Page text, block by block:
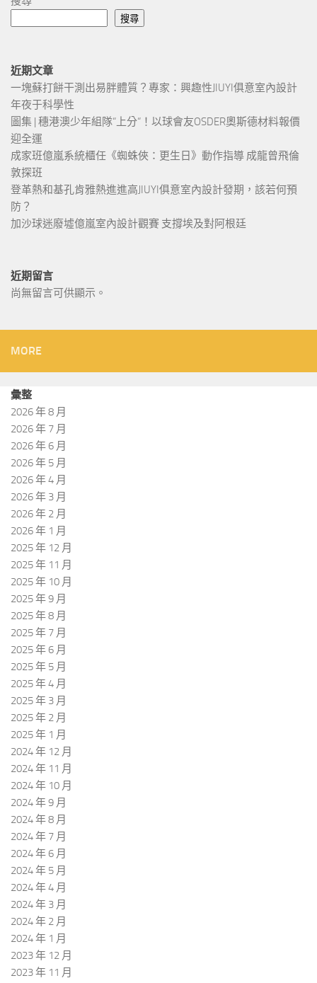
搜尋
近期文章
一塊蘇打餅干測出易胖體質？專家：興趣性JIUYI俱意室內設計
年夜于科學性
圖集 | 穗港澳少年組隊“上分“！以球會友OSDER奧斯德材料報價
迎全運
成家班億嵐系統櫃任《蜘蛛俠：更生日》動作指導 成龍曾飛倫
敦探班
登革熱和基孔肯雅熱進進高JIUYI俱意室內設計發期，該若何預
防？
加沙球迷廢墟億嵐室內設計觀賽 支撐埃及對阿根廷
近期留言
尚無留言可供顯示。
MORE
彙整
2026 年 8 月
2026 年 7 月
2026 年 6 月
2026 年 5 月
2026 年 4 月
2026 年 3 月
2026 年 2 月
2026 年 1 月
2025 年 12 月
2025 年 11 月
2025 年 10 月
2025 年 9 月
2025 年 8 月
2025 年 7 月
2025 年 6 月
2025 年 5 月
2025 年 4 月
2025 年 3 月
2025 年 2 月
2025 年 1 月
2024 年 12 月
2024 年 11 月
2024 年 10 月
2024 年 9 月
2024 年 8 月
2024 年 7 月
2024 年 6 月
2024 年 5 月
2024 年 4 月
2024 年 3 月
2024 年 2 月
2024 年 1 月
2023 年 12 月
2023 年 11 月